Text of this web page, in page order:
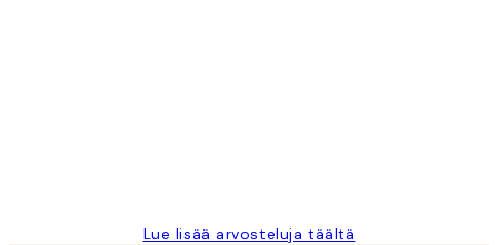
Lue lisää arvosteluja täältä